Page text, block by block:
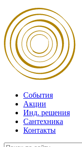
События
Акции
Инд. решения
Сантехника
Контакты